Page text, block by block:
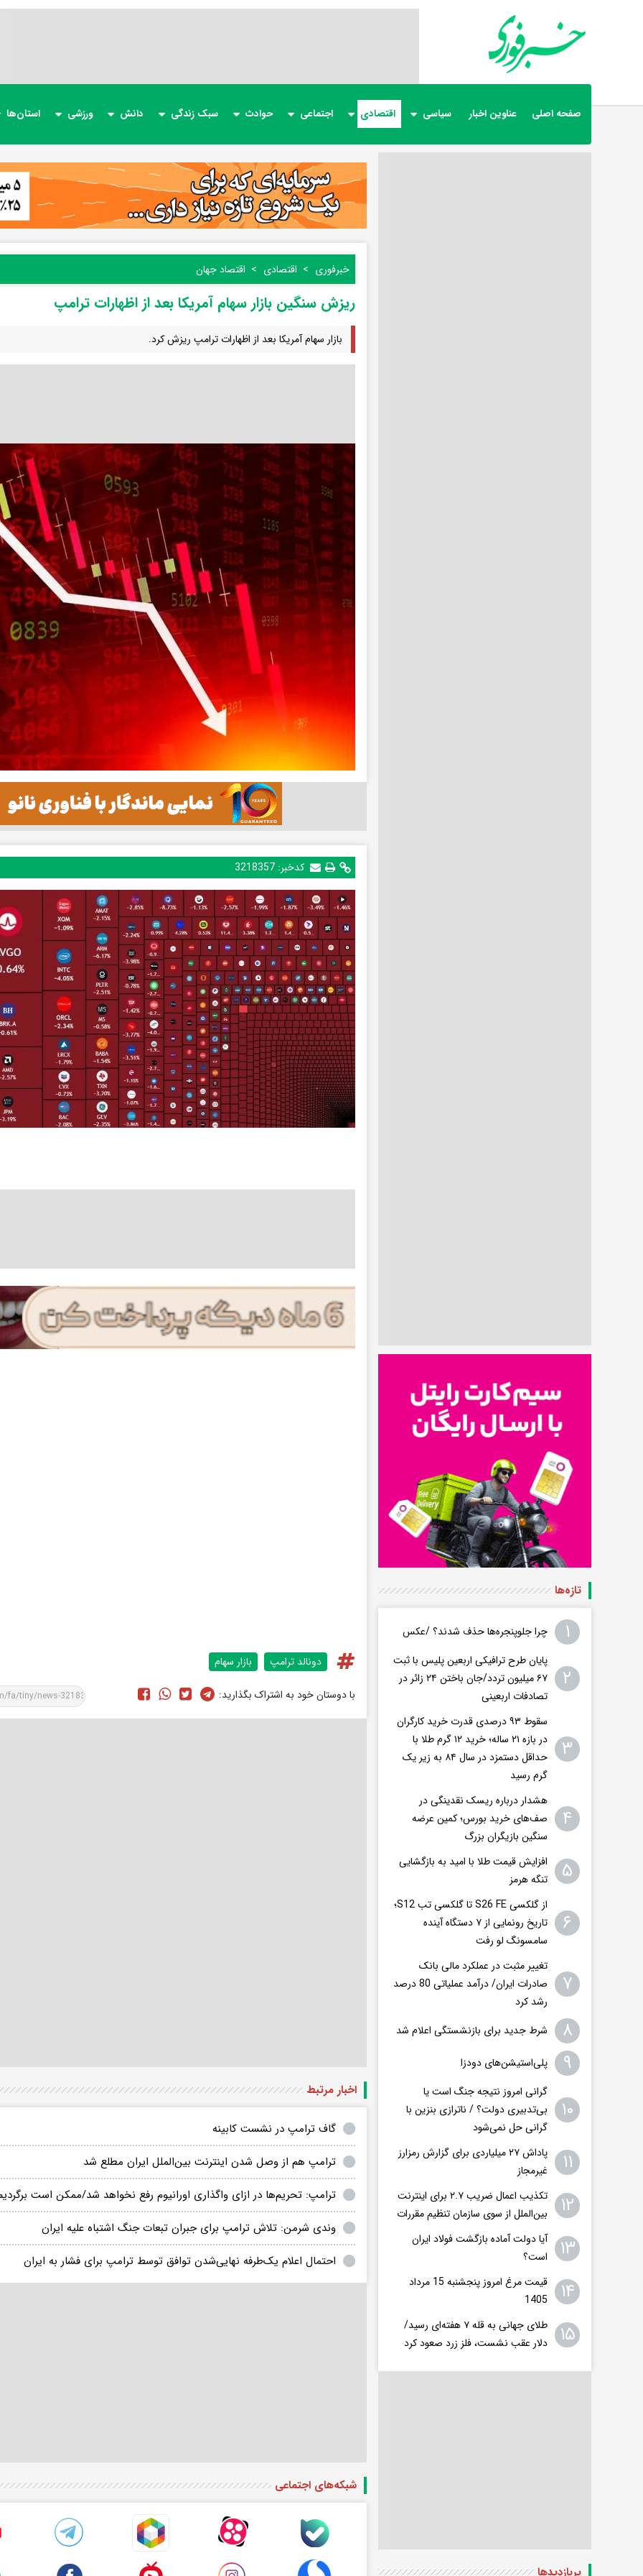
صفحه اصلی عناوین اخبار سیاسی اقتصادی اجتماعی حوادث سبک زندگی دانش ورزشی استان‌ها
خبرفوری اقتصادی اقتصاد جهان
ریزش سنگین بازار سهام آمریکا بعد از اظهارات ترامپ
بازار سهام آمریکا بعد از اظهارات ترامپ ریزش کرد.
کدخبر:3218357
دونالد ترامپ بازار سهام
با دوستان خود به اشتراک بگذارید:
اخبار مرتبط
گاف ترامپ در نشست کابینه
ترامپ هم از وصل شدن اینترنت بین‌الملل ایران مطلع شد
ترامپ: تحریم‌ها در ازای واگذاری اورانیوم رفع نخواهد شد/ممکن است برگردیم
وندی شرمن: تلاش ترامپ برای جبران تبعات جنگ اشتباه علیه ایران
احتمال اعلام یک‌طرفه نهایی‌شدن توافق توسط ترامپ برای فشار به ایران
شبکه‌های اجتماعی
تازه‌ها
۱ چرا جلوپنجره‌ها حذف شدند؟ /عکس
۲
پایان طرح ترافیکی اربعین پلیس با ثبت
۶۷ میلیون تردد/جان باختن ۲۴ زائر در
تصادفات اربعینی
۳
سقوط ۹۳ درصدی قدرت خرید کارگران
در بازه ۲۱ ساله؛ خرید ۱۲ گرم طلا با
حداقل دستمزد در سال ۸۴ به زیر یک
گرم رسید
۴
هشدار درباره ریسک نقدینگی در
صف‌های خرید بورس؛ کمین عرضه
سنگین بازیگران بزرگ
۵
افزایش قیمت طلا با امید به بازگشایی
تنگه هرمز
۶
از گلکسی S26 FE تا گلکسی تب S12؛
تاریخ رونمایی از ۷ دستگاه آینده
سامسونگ لو رفت
۷
تغییر مثبت در عملکرد مالی بانک
صادرات ایران/ درآمد عملیاتی 80 درصد
رشد کرد
۸ شرط جدید برای بازنشستگی اعلام شد
۹ پلی‌استیشن‌های دودزا
۱۰
گرانی امروز نتیجه جنگ است یا
بی‌تدبیری دولت؟ / ناترازی بنزین با
گرانی حل نمی‌شود
۱۱
پاداش ۲۷ میلیاردی برای گزارش رمزارز
غیرمجاز
۱۲
تکذیب اعمال ضریب ۲.۷ برای اینترنت
بین‌الملل از سوی سازمان تنظیم مقررات
۱۳
آیا دولت آماده بازگشت فولاد ایران
است؟
۱۴
قیمت مرغ امروز پنجشنبه 15 مرداد
1405
۱۵
طلای جهانی به قله ۷ هفته‌ای رسید/
دلار عقب نشست، فلز زرد صعود کرد
پربازدید‌ها